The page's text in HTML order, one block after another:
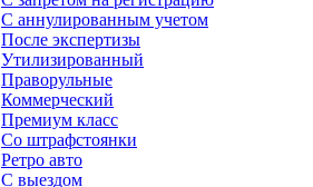
С аннулированным учетом
После экспертизы
Утилизированный
Праворульные
Коммерческий
Премиум класс
Со штрафстоянки
Ретро авто
С выездом